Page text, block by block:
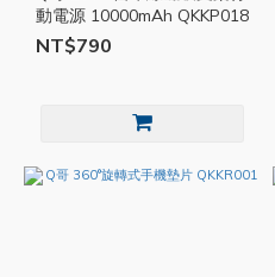
動電源 10000mAh QKKP018
NT$790